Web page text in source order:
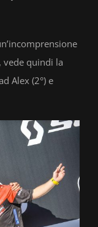
vede quindi la
Alex (2°) e